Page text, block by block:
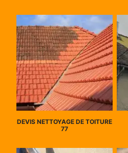
DEVIS NETTOYAGE DE TOITURE
77